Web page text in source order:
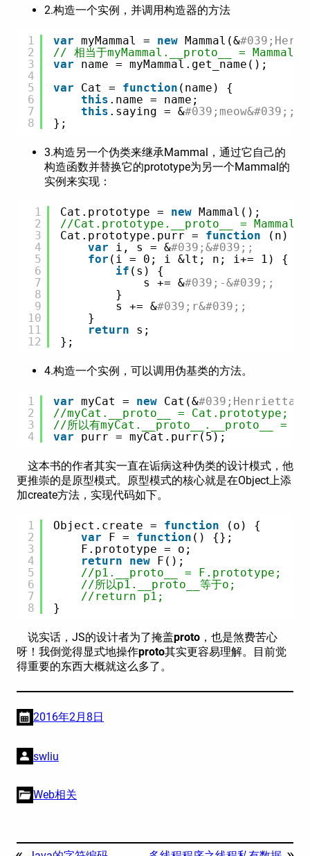
2.构造一个实例，并调用构造器的方法
1
2
3
4
5
6
7
8
var myMammal = new Mammal(&#039;Herb
// 相当于myMammal.__proto__ =
var
name = myMammal.get_name();
var
Cat = function (name) {
this .name = name;
this .saying = &#039;meow&#039;;
};
3.构造另一个伪类来继承Mammal，通过它自己的
构造函数并替换它的prototype为另一个Mammal的
实例来实现：
1
2
3
4
5
6
7
8
9
10
11
12
Cat.prototype = new
Mammal();
//Cat.prototype.__proto__ =
Cat.prototype.purr = function
(n) {
var
i, s = &#039;&#039;;
for (i = 0; i &lt; n; i+= 1) {
if (s) {
s += &#039;-&#039;;
}
s += &#039;r&#039;;
}
return
s;
};
4.构造一个实例，可以调用伪基类的方法。
1
2
3
4
var myCat = new Cat(&
//myCat.__proto__ = Cat.prototype;
//所以有myCat.__proto__.__proto__ =
var
purr = myCat.purr(5);
这本书的作者其实一直在诟病这种伪类的设计模式，他
更推崇的是原型模式。原型模式的核心就是在Object上添
加create方法，实现代码如下。
1
2
3
4
5
6
7
8
Object.create = function
(o) {
var
F = function () {};
F.prototype = o;
return
new
F();
//p1.__proto__ = F.prototype;
//所以p1.__proto__等于o;
//return p1;
}
说实话，JS的设计者为了掩盖proto ，也是煞费苦心
呀！我倒觉得显式地操作proto其实更容易理解。目前觉
得重要的东西大概就这么多了。
2016年2月8日
swliu
Web相关